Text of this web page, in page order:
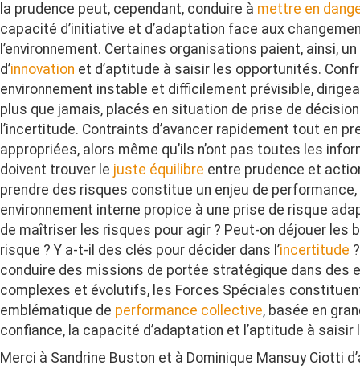
la prudence peut, cependant, conduire à mettre en
capacité d’initiative et d’adaptation face aux
l’environnement. Certaines organisations paient, ainsi,
d’innovation et d’aptitude à saisir les opportunités.
environnement instable et difficilement prévisible,
plus que jamais, placés en situation de prise de
l’incertitude. Contraints d’avancer rapidement tout en
appropriées, alors même qu’ils n’ont pas toutes les
doivent trouver le juste équilibre entre prudence et
prendre des risques constitue un enjeu de
environnement interne propice à une prise de risque
de maîtriser les risques pour agir ? Peut-on déjouer les
risque ? Y a-t-il des clés pour décider dans l’incertitude
conduire des missions de portée stratégique dans des
complexes et évolutifs, les Forces Spéciales
emblématique de performance collective, basée en
confiance, la capacité d’adaptation et l’aptitude à
Merci à Sandrine Buston et à Dominique Mansuy Ciotti